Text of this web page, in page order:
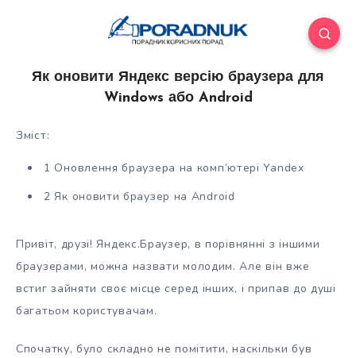
Як оновити Яндекс версію браузера для
Windows або Android
Зміст:
1 Оновлення браузера на комп’ютері Yandex
2 Як оновити браузер на Android
Привіт, друзі! Яндекс.Браузер, в порівнянні з іншими
браузерами, можна назвати молодим. Але він вже
встиг зайняти своє місце серед інших, і припав до душі
багатьом користувачам.
Спочатку, було складно не помітити, наскільки був